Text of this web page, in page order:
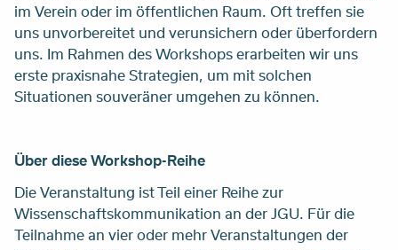
im Verein oder im öffentlichen Raum. Oft treffen sie
uns unvorbereitet und verunsichern oder überfordern
uns. Im Rahmen des Workshops erarbeiten wir uns
erste praxisnahe Strategien, um mit solchen
Situationen souveräner umgehen zu können.
Über diese Workshop-Reihe
Die Veranstaltung ist Teil einer Reihe zur
Wissenschaftskommunikation an der JGU. Für die
Teilnahme an vier oder mehr Veranstaltungen der